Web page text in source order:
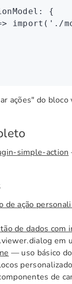
:
{
import ( './
ações" do
simple-action
de ação
de dados com
em
— uso básico
de